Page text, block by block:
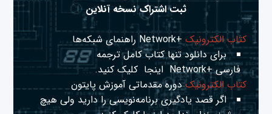
ثبت اشتراک نسخه آنلاین
کتاب الکترونیک+Network راهنمای شبکه‌ها
برای دانلود تنها کتاب کامل ترجمه
فارسی +Network
اینجا کلیک کنید.
کتاب الکترونیکدوره مقدماتی آموزش پایتون
اگر قصد یادگیری برنامه‌نویسی را دارید ولی هیچ